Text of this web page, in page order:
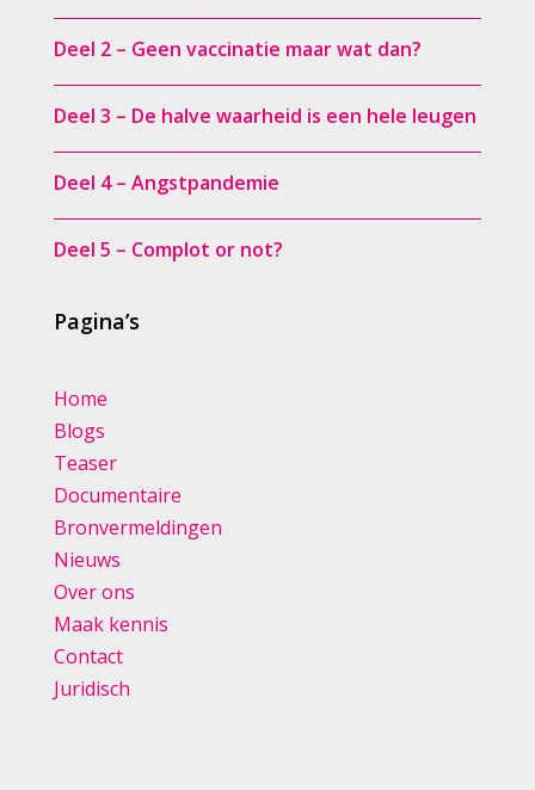
Deel 2 – Geen vaccinatie maar wat dan?
Deel 3 – De halve waarheid is een hele leugen
Deel 4 – Angstpandemie
Deel 5 – Complot or not?
Pagina’s
Home
Blogs
Teaser
Documentaire
Bronvermeldingen
Nieuws
Over ons
Maak kennis
Contact
Juridisch